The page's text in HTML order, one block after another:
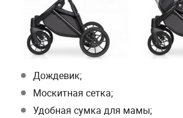
Дождевик;
Москитная сетка;
Удобная сумка для мамы;